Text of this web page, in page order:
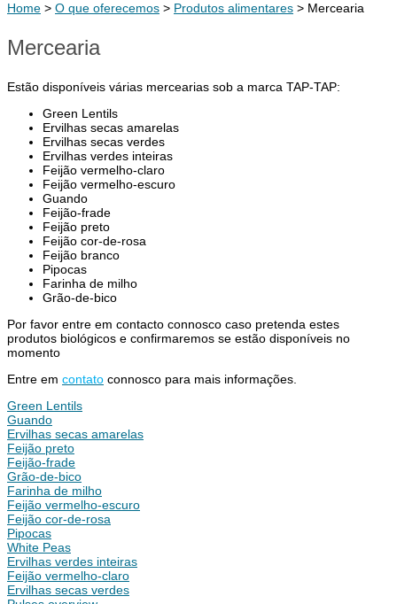
Home > O que oferecemos > Produtos alimentares > Mercearia
Mercearia
Estão disponíveis várias mercearias sob a marca TAP-TAP:
Green Lentils
Ervilhas secas amarelas
Ervilhas secas verdes
Ervilhas verdes inteiras
Feijão vermelho-claro
Feijão vermelho-escuro
Guando
Feijão-frade
Feijão preto
Feijão cor-de-rosa
Feijão branco
Pipocas
Farinha de milho
Grão-de-bico
Por favor entre em contacto connosco caso pretenda estes
produtos biológicos e confirmaremos se estão disponíveis no
momento
Entre em contato connosco para mais informações.
Green Lentils
Guando
Ervilhas secas amarelas
Feijão preto
Feijão-frade
Grão-de-bico
Farinha de milho
Feijão vermelho-escuro
Feijão cor-de-rosa
Pipocas
White Peas
Ervilhas verdes inteiras
Feijão vermelho-claro
Ervilhas secas verdes